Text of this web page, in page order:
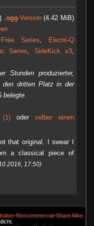
.ogg-Version(4.42 MiB)
Series,
Electri-Q
Series, SideKick v3,
Stunden produzierter,
den dritten Platz in der
belegte.
(1) oderselber einen
that original. I swear I
a classical piece of
17:50)
Noncommercial-Share Alike